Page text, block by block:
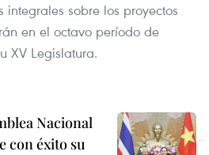
integrales sobre los proyectos
en el octavo período de
XV Legislatura.
Nacional
con éxito su